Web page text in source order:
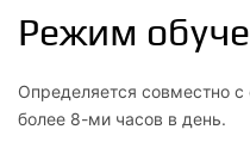
Режим
Определяется совместно с
более 8-ми часов в день.